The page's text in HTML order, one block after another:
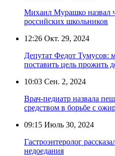
Михаил Мурашко назвал
российских школьников
12:26 Окт. 29, 2024
Депутат Федот Тумусов:
поставить цель прожить
10:03 Сен. 2, 2024
Врач-педиатр назвала
средством в борьбе с
09:15 Июль 30, 2024
Гастроэнтеролог
недоедания